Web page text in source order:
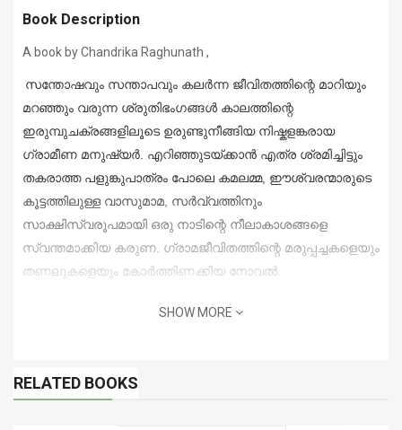
Book Description
A book by Chandrika Raghunath ,
സന്തോഷവും സന്താപവും കലർന്ന ജീവിതത്തിന്റെ മാറിയും
മറഞ്ഞും വരുന്ന ശ്രുതിഭംഗങ്ങൾ കാലത്തിന്റെ
ഇരുമ്പുചക്രങ്ങളിലൂടെ ഉരുണ്ടുനീങ്ങിയ നിഷ്കളങ്കരായ
ഗ്രാമീണ മനുഷ്യർ. എറിഞ്ഞുടയ്ക്കാൻ എത്ര ശ്രമിച്ചിട്ടും
തകരാത്ത പളുങ്കുപാത്രം പോലെ കമലമ്മ, ഈശ്വരന്മാരുടെ
കൂട്ടത്തിലുള്ള വാസുമാമ, സർവ്വത്തിനും
സാക്ഷിസ്വരൂപമായി ഒരു നാടിന്റെ നീലാകാശങ്ങളെ
സ്വന്തമാക്കിയ കരുണ. ഗ്രാമജീവിതത്തിന്റെ മരുപ്പച്ചകളെയും
തണലുകളെയും കോർത്തിണക്കിയ നോവൽ.
SHOW MORE
RELATED BOOKS